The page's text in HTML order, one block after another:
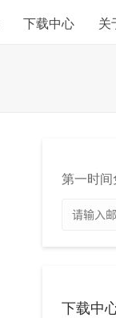
下载中心 关
第一时
下载中